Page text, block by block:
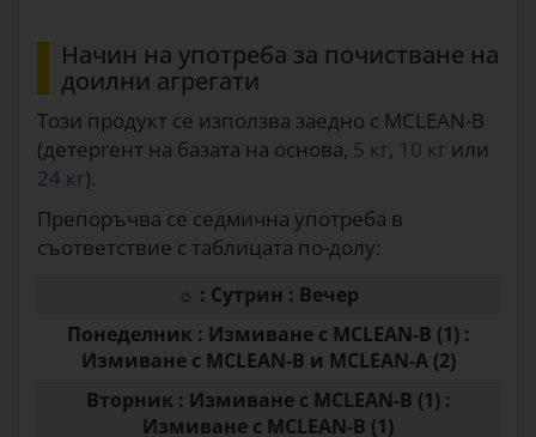
Начин на употреба за почистване на
доилни агрегати
Този продукт се използва заедно с MCLEAN-B
(детергент на базата на основа, 5 кг, 10 кг или
24 кг).
Препоръчва се седмична употреба в
съответствие с таблицата по-долу:
☼ : Сутрин : Вечер
Понеделник : Измиване с MCLEAN-B (1) :
Измиване с MCLEAN-B и MCLEAN-A (2)
Вторник : Измиване с MCLEAN-B (1) :
Измиване с MCLEAN-B (1)